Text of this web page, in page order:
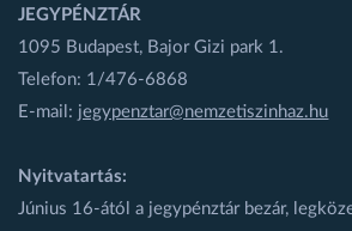
JEGYPÉNZTÁR
1095 Budapest, Bajor Gizi park 1.
Telefon: 1/476-6868
E-mail: jegypenztar@nemzetiszinhaz.hu
Nyitvatartás:
Június 16-ától a jegypénztár bezár,